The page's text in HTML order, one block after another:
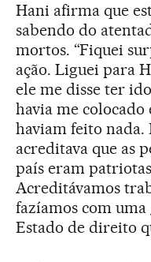
Hani afirma que
sabendo do
mortos. “Fiquei
ação. Liguei para
ele me disse ter
havia me colocado
haviam feito nada.
acreditava que as
país eram
Acreditávamos
fazíamos com
Estado de direito